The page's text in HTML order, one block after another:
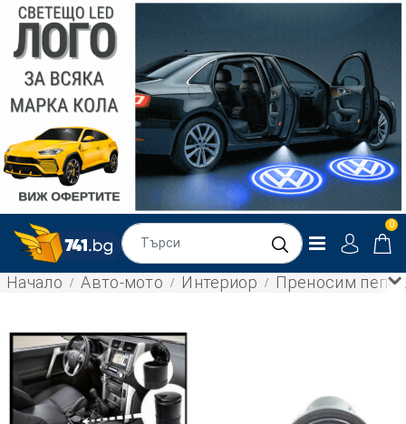
0
Начало Авто-мото Интериор Преносим